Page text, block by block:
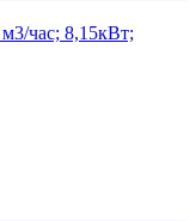
час; 8,15кВт;